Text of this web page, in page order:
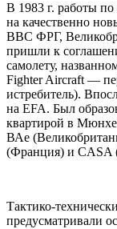
В 1983 г. работы
на качественно
ВВС ФРГ,
пришли к
самолету,
Fighter Aircraft —
истребитель).
на EFA. Был
квартирой в
ВАе
(Франция) и CASA
Тактико-
предусматривали